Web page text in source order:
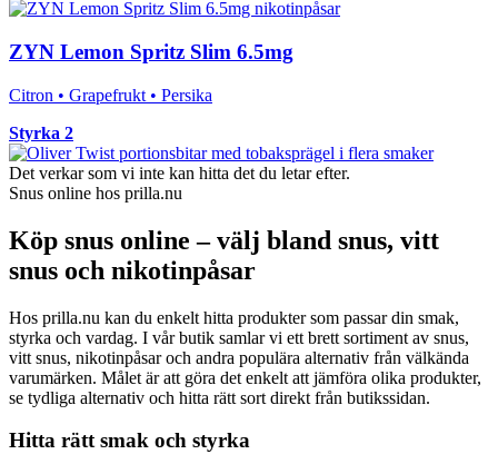
ZYN Lemon Spritz Slim 6.5mg
Citron • Grapefrukt • Persika
Styrka 2
Det verkar som vi inte kan hitta det du letar efter.
Snus online hos prilla.nu
Köp snus online – välj bland snus, vitt
snus och nikotinpåsar
Hos prilla.nu kan du enkelt hitta produkter som passar din smak,
styrka och vardag. I vår butik samlar vi ett brett sortiment av snus,
vitt snus, nikotinpåsar och andra populära alternativ från välkända
varumärken. Målet är att göra det enkelt att jämföra olika produkter,
se tydliga alternativ och hitta rätt sort direkt från butikssidan.
Hitta rätt smak och styrka